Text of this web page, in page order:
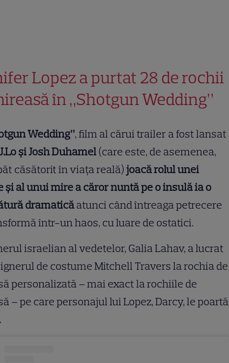
Lopez a purtat 28 de rochii
în „Shotgun Wedding”
Wedding”, film al cărui trailer a fost lansat
J.Lo și Josh Duhamel(care este, de asemenea,
căsătorit în viața reală)joacă rolul unei
și al unui mire a căror nuntă pe o insulă ia o
dramaticăatunci când întreaga petrecere
într-un haos, cu luare de ostatici.
israelian al vedetelor, Galia Lahav, a lucrat
de costume Mitchell Travers la rochia de
personalizată – mai exact la rochiile de
– pe care personajul lui Lopez, Darcy, le poartă